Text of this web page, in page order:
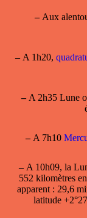
–Aux
–A 1h20,
–A 2h35 Lune
–A 7h10
–A 10h09, la
552 kilomètres
apparent : 29,6
latitude